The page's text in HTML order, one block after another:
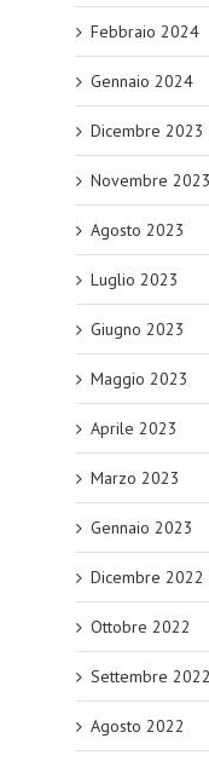
Febbraio 2024
Gennaio 2024
Dicembre 2023
Novembre 2023
Agosto 2023
Luglio 2023
Giugno 2023
Maggio 2023
Aprile 2023
Marzo 2023
Gennaio 2023
Dicembre 2022
Ottobre 2022
Settembre 2022
Agosto 2022